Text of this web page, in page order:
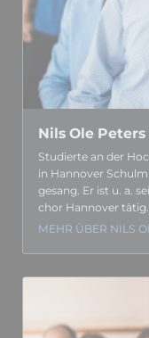
Nils Ole Peters
Studierte an der
in Hannover
gesang. Er ist u. a.
chor Hannover tätig.
MEHR ÜBER NILS